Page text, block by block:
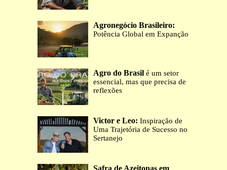
Agronegócio Brasileiro:
Potência Global em Expanção
Agro do Brasil é um setor
essencial, mas que precisa de
reflexões
Victor e Leo: Inspiração de
Uma Trajetória de Sucesso no
Sertanejo